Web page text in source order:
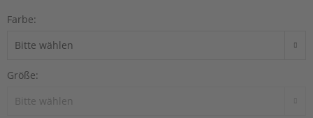
Farbe:
Größe: